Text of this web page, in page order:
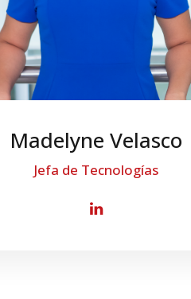
Madelyne Velasco
Jefa de Tecnologías